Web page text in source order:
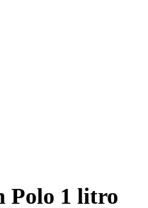
Polo 1 litro